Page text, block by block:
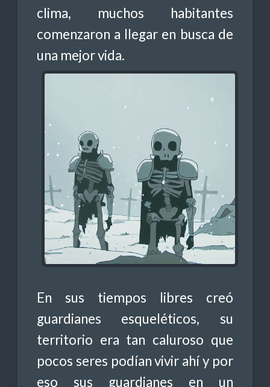
clima, muchos habitantes
comenzaron a llegar en busca de
una mejor vida.
En sus tiempos libres creó
guardianes esqueléticos, su
territorio era tan caluroso que
pocos seres podían vivir ahí y por
eso sus guardianes en un